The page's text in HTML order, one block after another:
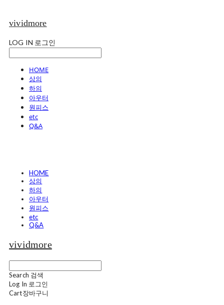
vividmore
LOG IN 로그인
HOME
상의
하의
아우터
원피스
etc
Q&A
HOME
상의
하의
아우터
원피스
etc
Q&A
vividmore
Search 검색
Log In 로그인
Cart장바구니